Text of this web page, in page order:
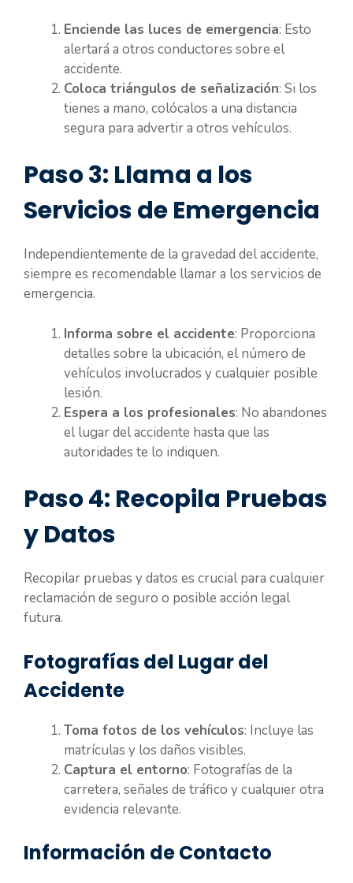
Enciende las luces de emergencia: Esto
alertará a otros conductores sobre el
accidente.
Coloca triángulos de señalización: Si los
tienes a mano, colócalos a una distancia
segura para advertir a otros vehículos.
Paso 3: Llama a los
Servicios de Emergencia
Independientemente de la gravedad del accidente,
siempre es recomendable llamar a los servicios de
emergencia.
Informa sobre el accidente: Proporciona
detalles sobre la ubicación, el número de
vehículos involucrados y cualquier posible
lesión.
Espera a los profesionales: No abandones
el lugar del accidente hasta que las
autoridades te lo indiquen.
Paso 4: Recopila Pruebas
y Datos
Recopilar pruebas y datos es crucial para cualquier
reclamación de seguro o posible acción legal
futura.
Fotografías del Lugar del
Accidente
Toma fotos de los vehículos: Incluye las
matrículas y los daños visibles.
Captura el entorno: Fotografías de la
carretera, señales de tráfico y cualquier otra
evidencia relevante.
Información de Contacto